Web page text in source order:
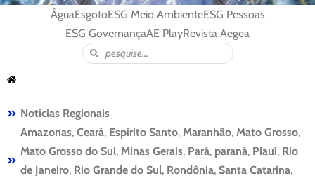
ÁguaEsgotoESG Meio AmbienteESG Pessoas
ESG GovernançaAE PlayRevista Aegea
Notícias Regionais
Amazonas, Ceará, Espírito Santo, Maranhão, Mato Grosso,
Mato Grosso do Sul, Minas Gerais, Pará, paraná, Piauí, Rio
de Janeiro, Rio Grande do Sul, Rondônia, Santa Catarina,